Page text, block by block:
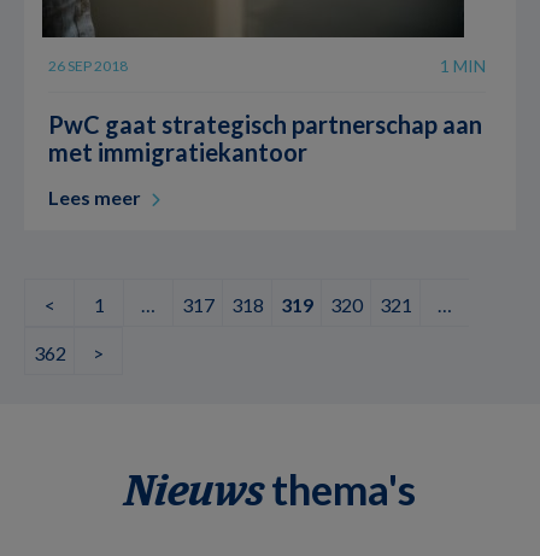
26 SEP 2018 1 MIN
PwC gaat strategisch partnerschap aan
met immigratiekantoor
Lees meer
< 1 … 317 318 319 320 321 …
362 >
Nieuwsthema's